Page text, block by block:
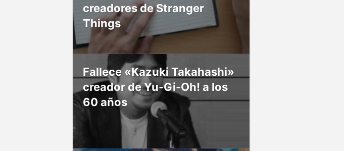
creadores de Stranger
Things
Fallece «Kazuki Takahashi»
creador de Yu-Gi-Oh! a los
60 años